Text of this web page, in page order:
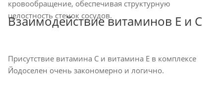
кровообращение, обеспечивая структурную
целостность стенок сосудов.
Взаимодействие витаминов Е и С
Присутствие витамина С и витамина Е в комплексе
Йодоселен очень закономерно и логично.